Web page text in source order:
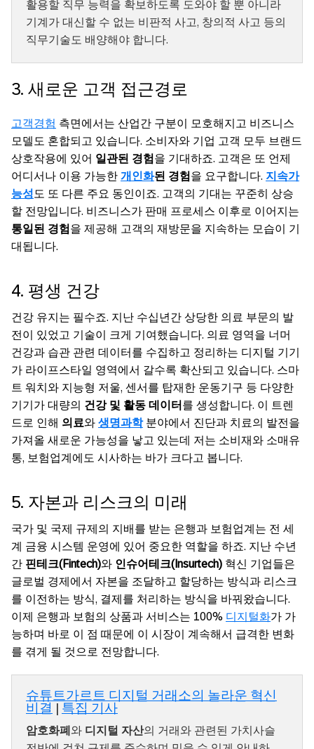
활용할 직무 능력을 확보하도록 도와야 할 뿐 아니라
기계가 대신할 수 없는 비판적 사고, 창의적 사고 등의
직무기술도 배양해야 합니다.
3. 새로운 고객 접근경로
고객경험 측면에서는 산업간 구분이 모호해지고 비즈니스
모델도 혼합되고 있습니다. 소비자와 기업 고객 모두 브랜드
상호작용에 있어 일관된 경험 을 기대하죠. 고객은 또 언제
어디서나 이용 가능한 개인화된 경험 을 요구합니다. 지속가
능성도 또 다른 주요 동인이죠. 고객의 기대는 꾸준히 상승
할 전망입니다. 비즈니스가 판매 프로세스 이후로 이어지는
통일된 경험 을 제공해 고객의 재방문을 지속하는 모습이 기
대됩니다.
4. 평생 건강
건강 유지는 필수죠. 지난 수십년간 상당한 의료 부문의 발
전이 있었고 기술이 크게 기여했습니다. 의료 영역을 너머
건강과 습관 관련 데이터를 수집하고 정리하는 디지털 기기
가 라이프스타일 영역에서 갈수록 확산되고 있습니다. 스마
트 워치와 지능형 저울, 센서를 탑재한 운동기구 등 다양한
기기가 대량의 건강 및 활동 데이터 를 생성합니다. 이 트렌
드로 인해 의료와 생명과학분야에서 진단과 치료의 발전을
가져올 새로운 가능성을 낳고 있는데 저는 소비재와 소매유
통, 보험업계에도 시사하는 바가 크다고 봅니다.
5. 자본과 리스크의 미래
국가 및 국제 규제의 지배를 받는 은행과 보험업계는 전 세
계 금융 시스템 운영에 있어 중요한 역할을 하죠. 지난 수년
간 핀테크(Fintech)와 인슈어테크(Insurtech) 혁신 기업들은
글로벌 경제에서 자본을 조달하고 할당하는 방식과 리스크
를 이전하는 방식, 결제를 처리하는 방식을 바꿔왔습니다.
이제 은행과 보험의 상품과 서비스는 100% 디지털화가 가
능하며 바로 이 점 때문에 이 시장이 계속해서 급격한 변화
를 겪게 될 것으로 전망합니다.
슈튜트가르트 디지털 거래소의 놀라운 혁신
비결 | 특집 기사
암호화폐 와 디지털 자산의 거래와 관련된 가치사슬